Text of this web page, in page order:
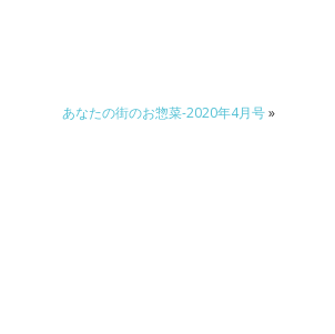
あなたの街のお惣菜-2020年4月号»